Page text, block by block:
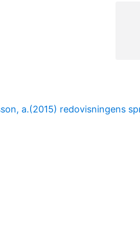
a.(2015) redovisningens